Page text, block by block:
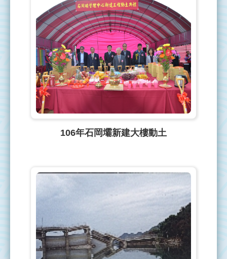
106年石岡壩新建大樓動土